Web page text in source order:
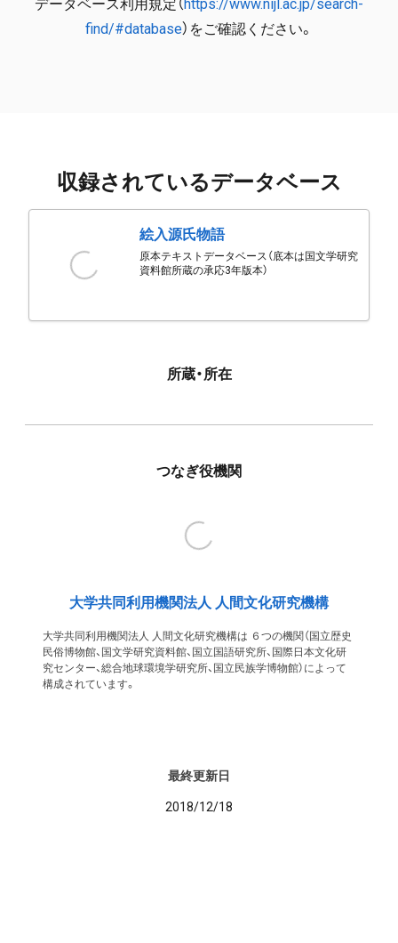
データベース利用規定（https://www.nijl.ac.jp/search-
find/#database）をご確認ください。
収録されているデータベース
絵入源氏物語
原本テキストデータベース（底本は国文学研究
資料館所蔵の承応3年版本）
所蔵・所在
つなぎ役機関
大学共同利用機関法人 人間文化研究機構
大学共同利用機関法人 人間文化研究機構は ６つの機関（国立歴史
民俗博物館、国文学研究資料館、国立国語研究所、国際日本文化研
究センター、総合地球環境学研究所、国立民族学博物館）によって
構成されています。
最終更新日
2018/12/18